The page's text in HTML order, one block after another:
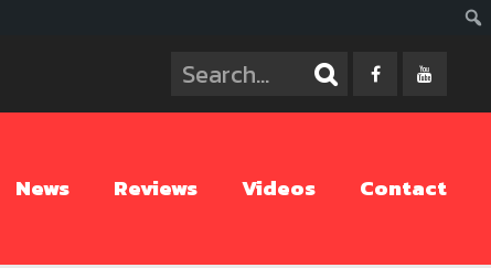
News Reviews Videos Contact